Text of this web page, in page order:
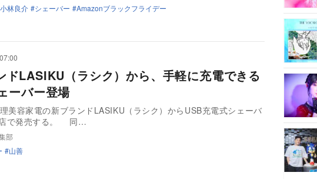
小林良介 シェーバー Amazonブラックフライデー
ドLASIKU（ラシク）から、手軽に充電できる
ーバー登場
美容家電の新ブランドLASIKU（ラシク）からUSB充電式シェーバ
店で発売する。 同…
部
山善